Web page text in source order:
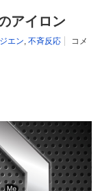
アイロン
エン, 不斉反応
コメ